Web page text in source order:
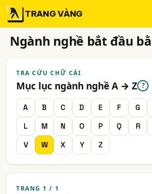
TRANG VÀNG
Ngành nghề bắt đầu
TRA CỨU CHỮ CÁI
Mục lục ngành nghề A → Z ?
A B C D E F G
L
M N O P Q R
V
W X Y Z
TRANG 1 / 1